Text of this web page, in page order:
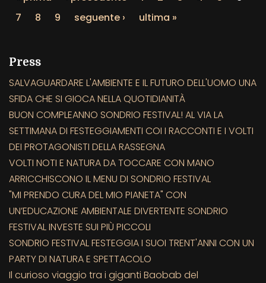
7
8 9 seguente › ultima »
Press
SALVAGUARDARE L'AMBIENTE E IL FUTURO DELL'UOMO UNA
SFIDA CHE SI GIOCA NELLA QUOTIDIANITÀ
BUON COMPLEANNO SONDRIO FESTIVAL! AL VIA LA
SETTIMANA DI FESTEGGIAMENTI COI I RACCONTI E I VOLTI
DEI PROTAGONISTI DELLA RASSEGNA
VOLTI NOTI E NATURA DA TOCCARE CON MANO
ARRICCHISCONO IL MENU DI SONDRIO FESTIVAL
"MI PRENDO CURA DEL MIO PIANETA" CON
UN’EDUCAZIONE AMBIENTALE DIVERTENTE SONDRIO
FESTIVAL INVESTE SUI PIÙ PICCOLI
SONDRIO FESTIVAL FESTEGGIA I SUOI TRENT'ANNI CON UN
PARTY DI NATURA E SPETTACOLO
Il curioso viaggio tra i giganti Baobab del